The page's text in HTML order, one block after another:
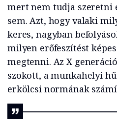
mert nem tudja szeretni
sem. Azt, hogy valaki
keres, nagyban
milyen erőfeszítést
megtenni. Az X
szokott, a munkahelyi
erkölcsi normának